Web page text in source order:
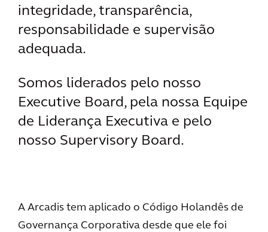
integridade, transparência,
responsabilidade e supervisão
adequada.
Somos liderados pelo nosso
Executive Board, pela nossa Equipe
de Liderança Executiva e pelo
nosso Supervisory Board.
A Arcadis tem aplicado o Código Holandês de
Governança Corporativa desde que ele foi